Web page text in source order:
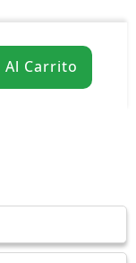
Al Carrito